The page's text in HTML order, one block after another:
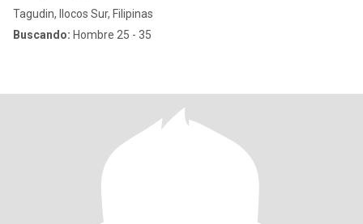
Tagudin, Ilocos Sur, Filipinas
Buscando: Hombre 25 - 35